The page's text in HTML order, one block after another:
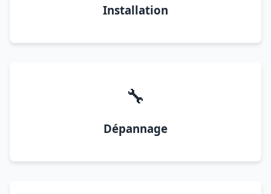
Installation
🔧
Dépannage